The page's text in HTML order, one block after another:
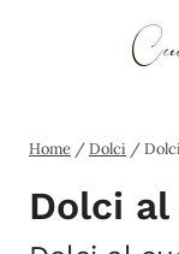
Home /Dolci /
Dolci